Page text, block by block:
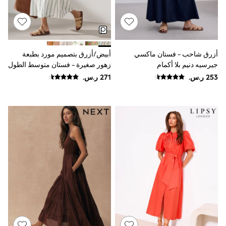
Baker by Ted Baker
Lipsy
Love & Roses
Monsoon
River Island
SCHOOWEAR
All Boys Schoolwear
Shorts
Shirts
Polo Shirts
Sweatshirts & Jumpers
Coats & Jackets
Underwear
Socks
Multipacks
All Boys Sport & Swimwear
Trainers & Pumps
Swimwear
Tops
أزرق شاحب - فستان ماكسي
جيرسيه دنيم بلا أكمام
أبيض/أزرق بتصميم مورد بطبعة
زهور صغيرة - فستان متوسط الطول
مجمع بكم منفوخ